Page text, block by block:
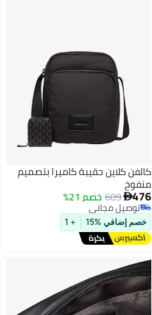
كالفن كلاين حقيبة كاميرا بتصميم
منفوخ
476
609خصم 21%
توصيل مجاني
توصيل مجاني
خصم إضافي %15 + 1